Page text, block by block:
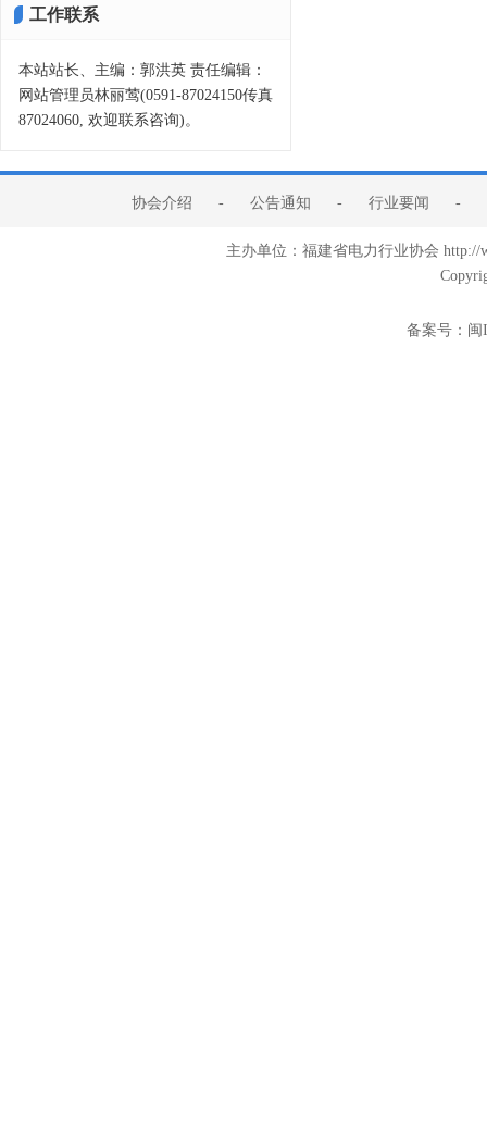
工作联系
本站站长、主编：郭洪英 责任编辑：
网站管理员林丽莺(0591-87024150传真
87024060, 欢迎联系咨询)。
协会介绍 - 公告通知 - 行业要闻 -
主办单位：福建省电力行业协会
备案号： 闽